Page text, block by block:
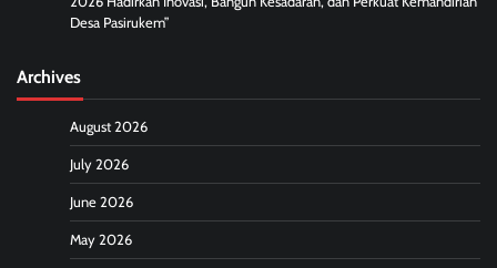
Desa Pasirukem”
Archives
August 2026
July 2026
June 2026
May 2026